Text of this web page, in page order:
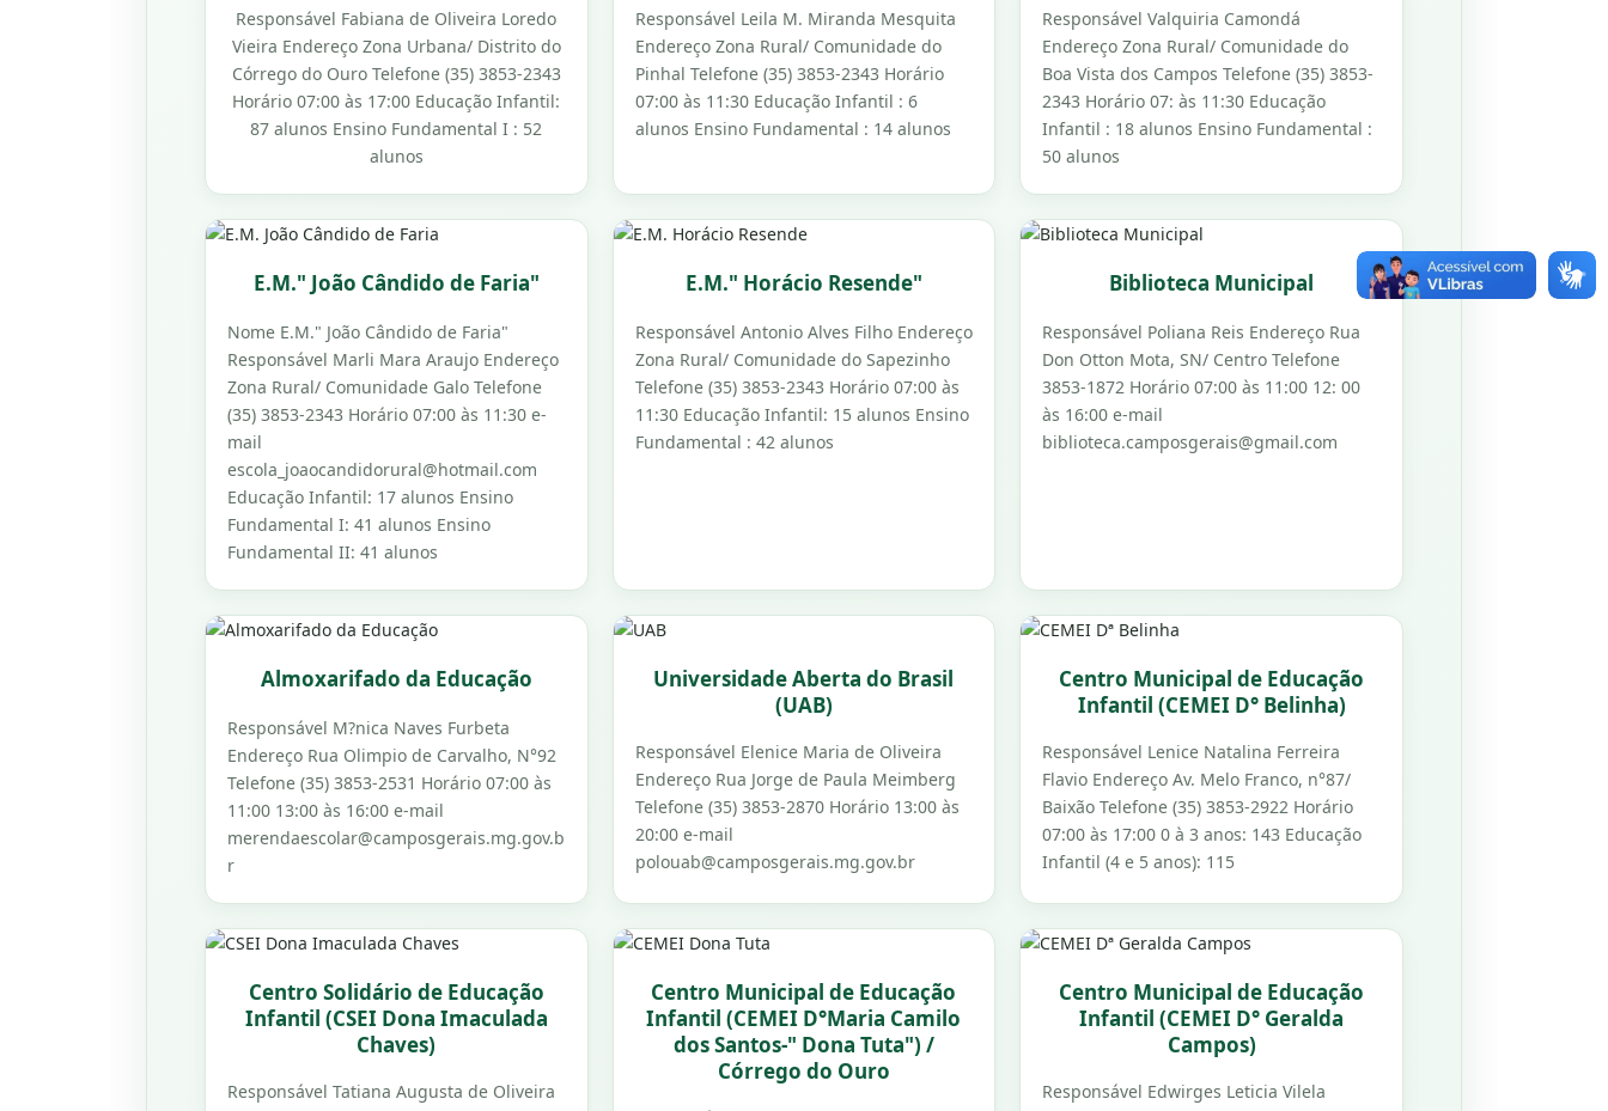
Responsável Fabiana de Oliveira Loredo
Vieira Endereço Zona Urbana/ Distrito do
Córrego do Ouro Telefone (35) 3853-2343
Horário 07:00 às 17:00 Educação Infantil:
87 alunos Ensino Fundamental I : 52
alunos
Responsável Leila M. Miranda Mesquita
Endereço Zona Rural/ Comunidade do
Pinhal Telefone (35) 3853-2343 Horário
07:00 às 11:30 Educação Infantil : 6
alunos Ensino Fundamental : 14 alunos
Responsável Valquiria Camondá
Endereço Zona Rural/ Comunidade do
Boa Vista dos Campos Telefone (35) 3853-
2343 Horário 07: às 11:30 Educação
Infantil : 18 alunos Ensino Fundamental :
50 alunos
E.M." João Cândido de Faria"
Nome E.M." João Cândido de Faria"
Responsável Marli Mara Araujo Endereço
Zona Rural/ Comunidade Galo Telefone
(35) 3853-2343 Horário 07:00 às 11:30 e-
mail
escola_joaocandidorural@hotmail.com
Educação Infantil: 17 alunos Ensino
Fundamental I: 41 alunos Ensino
Fundamental II: 41 alunos
E.M." Horácio Resende"
Responsável Antonio Alves Filho Endereço
Zona Rural/ Comunidade do Sapezinho
Telefone (35) 3853-2343 Horário 07:00 às
11:30 Educação Infantil: 15 alunos Ensino
Fundamental : 42 alunos
Biblioteca Municipal
Responsável Poliana Reis Endereço Rua
Don Otton Mota, SN/ Centro Telefone
3853-1872 Horário 07:00 às 11:00 12: 00
às 16:00 e-mail
biblioteca.camposgerais@gmail.com
Almoxarifado da Educação
Responsável M?nica Naves Furbeta
Endereço Rua Olimpio de Carvalho, N°92
Telefone (35) 3853-2531 Horário 07:00 às
11:00 13:00 às 16:00 e-mail
merendaescolar@camposgerais.mg.gov.b
r
Universidade Aberta do Brasil
(UAB)
Responsável Elenice Maria de Oliveira
Endereço Rua Jorge de Paula Meimberg
Telefone (35) 3853-2870 Horário 13:00 às
20:00 e-mail
polouab@camposgerais.mg.gov.br
Centro Municipal de Educação
Infantil (CEMEI D° Belinha)
Responsável Lenice Natalina Ferreira
Flavio Endereço Av. Melo Franco, n°87/
Baixão Telefone (35) 3853-2922 Horário
07:00 às 17:00 0 à 3 anos: 143 Educação
Infantil (4 e 5 anos): 115
Centro Solidário de Educação
Infantil (CSEI Dona Imaculada
Chaves)
Responsável Tatiana Augusta de Oliveira
Centro Municipal de Educação
Infantil (CEMEI D°Maria Camilo
dos Santos-" Dona Tuta") /
Córrego do Ouro
Centro Municipal de Educação
Infantil (CEMEI D° Geralda
Campos)
Responsável Edwirges Leticia Vilela